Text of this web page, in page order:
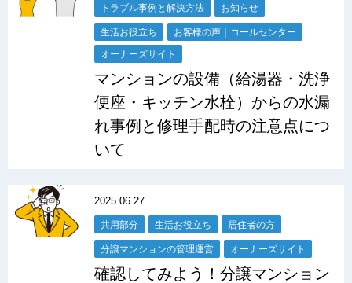
トラブル事例と解決方法 お知らせ
生活お役立ち お客様の声｜コールセンター
オーナーズサイト
マンションの設備（給湯器・洗浄
便座・キッチン水栓）からの水漏
れ事例と修理手配時の注意点につ
いて
2025.06.27
共用部分 生活お役立ち 居住者の方
分譲マンションの管理運営 オーナーズサイト
確認してみよう！分譲マンション